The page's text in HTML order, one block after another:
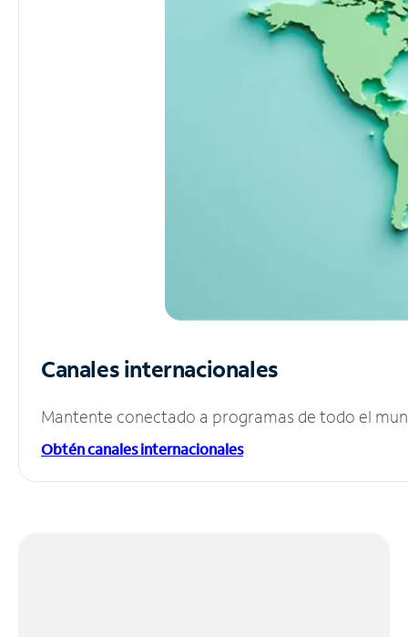
Canales internacionales
Mantente conectado a programas de todo el
Obtén canales internacionales